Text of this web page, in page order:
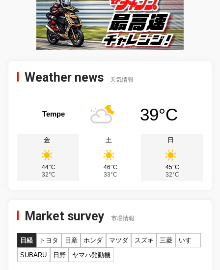
Weather news 天気情報
Tempe 39°C
金
44°C
32°C
土
46°C
33°C
日
45°C
32°C
Market survey 市場情報
日経 トヨタ 日産 ホンダ マツダ スズキ 三菱
いすゞ
SUBARU
日野 ヤマハ発動機